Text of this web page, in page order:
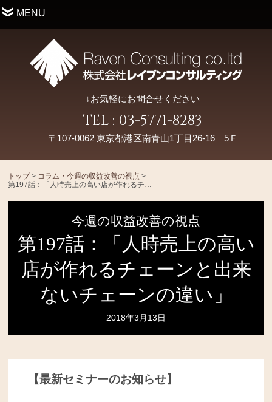
MENU
↓お気軽にお問合せください
TEL : 03-5771-8283
〒107-0062 東京都港区南青山1丁目26-16 5Ｆ
トップ> コラム・今週の収益改善の視点 >
今週の収益改善の視点
第197話：「人時売上の高い
店が作れるチェーンと出来
ないチェーンの違い」
2018年3月13日
【最新セミナーのお知らせ】